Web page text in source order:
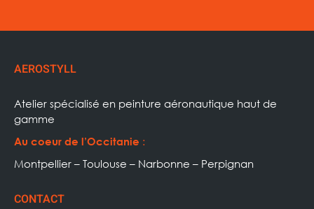
AEROSTYLL
Atelier spécialisé en peinture aéronautique haut de
gamme
Au coeur de l’Occitanie :
Montpellier – Toulouse – Narbonne – Perpignan
CONTACT